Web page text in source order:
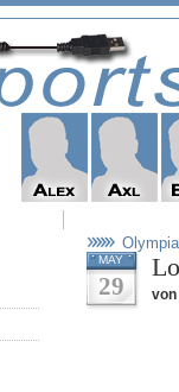
Olympia
MAY
29 von